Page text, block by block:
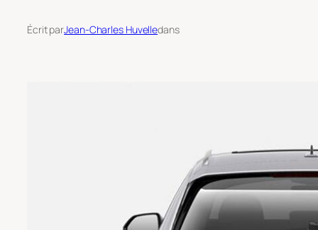
Écrit parJean-Charles Huvelledans